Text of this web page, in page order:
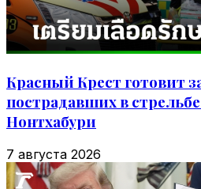
Красный Крест готовит
пострадавших в
Нонтхабури
7 августа 2026